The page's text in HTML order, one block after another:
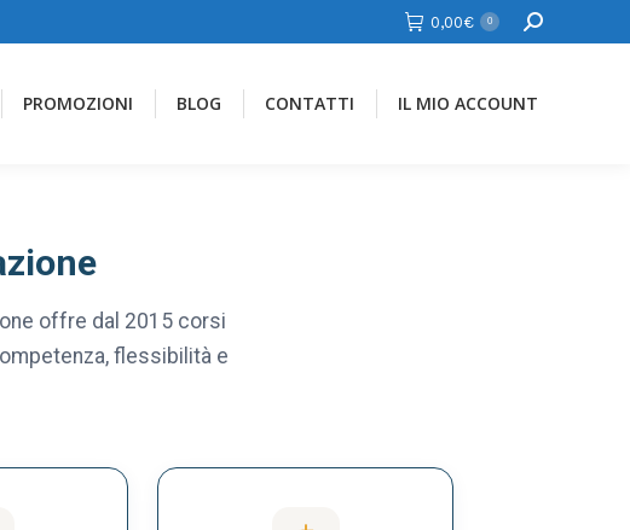
0,00€ 0 Cerca
PROMOZIONI BLOG CONTATTI IL MIO ACCOUNT
offre dal 2015 corsi
flessibilità e